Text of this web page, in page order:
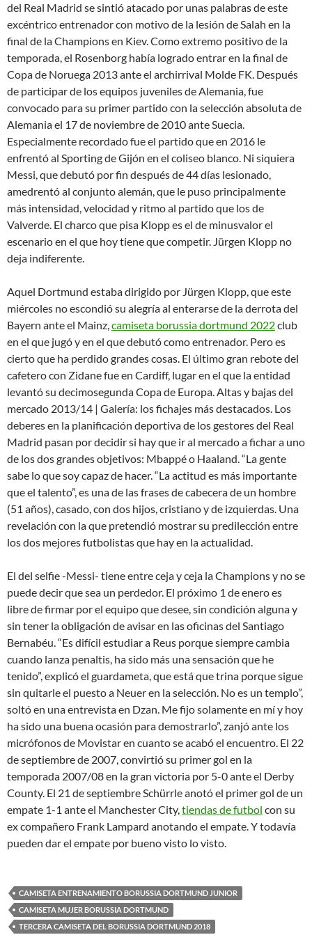
del Real Madrid se sintió atacado por unas palabras de este
excéntrico entrenador con motivo de la lesión de Salah en la
final de la Champions en Kiev. Como extremo positivo de la
temporada, el Rosenborg había logrado entrar en la final de
Copa de Noruega 2013 ante el archirrival Molde FK. Después
de participar de los equipos juveniles de Alemania, fue
convocado para su primer partido con la selección absoluta de
Alemania el 17 de noviembre de 2010 ante Suecia.
Especialmente recordado fue el partido que en 2016 le
enfrentó al Sporting de Gijón en el coliseo blanco. Ni siquiera
Messi, que debutó por fin después de 44 días lesionado,
amedrentó al conjunto alemán, que le puso principalmente
más intensidad, velocidad y ritmo al partido que los de
Valverde. El charco que pisa Klopp es el de minusvalor el
escenario en el que hoy tiene que competir. Jürgen Klopp no
deja indiferente.
Aquel Dortmund estaba dirigido por Jürgen Klopp, que este
miércoles no escondió su alegría al enterarse de la derrota del
Bayern ante el Mainz,camiseta borussia dortmund 2022club
en el que jugó y en el que debutó como entrenador. Pero es
cierto que ha perdido grandes cosas. El último gran rebote del
cafetero con Zidane fue en Cardiff, lugar en el que la entidad
levantó su decimosegunda Copa de Europa. Altas y bajas del
mercado 2013/14 | Galería: los fichajes más destacados. Los
deberes en la planificación deportiva de los gestores del Real
Madrid pasan por decidir si hay que ir al mercado a fichar a uno
de los dos grandes objetivos: Mbappé o Haaland. “La gente
sabe lo que soy capaz de hacer. “La actitud es más importante
que el talento”, es una de las frases de cabecera de un hombre
(51 años), casado, con dos hijos, cristiano y de izquierdas. Una
revelación con la que pretendió mostrar su predilección entre
los dos mejores futbolistas que hay en la actualidad.
El del selfie -Messi- tiene entre ceja y ceja la Champions y no se
puede decir que sea un perdedor. El próximo 1 de enero es
libre de firmar por el equipo que desee, sin condición alguna y
sin tener la obligación de avisar en las oficinas del Santiago
Bernabéu. “Es difícil estudiar a Reus porque siempre cambia
cuando lanza penaltis, ha sido más una sensación que he
tenido”, explicó el guardameta, que está que trina porque sigue
sin quitarle el puesto a Neuer en la selección. No es un templo”,
soltó en una entrevista en Dzan. Me fijo solamente en mí y hoy
ha sido una buena ocasión para demostrarlo”, zanjó ante los
micrófonos de Movistar en cuanto se acabó el encuentro. El 22
de septiembre de 2007, convirtió su primer gol en la
temporada 2007/08 en la gran victoria por 5-0 ante el Derby
County. El 21 de septiembre Schürrle anotó el primer gol de un
empate 1-1 ante el Manchester City,tiendas de futbol con su
ex compañero Frank Lampard anotando el empate. Y todavía
pueden dar el empate por bueno visto lo visto.
CAMISETA ENTRENAMIENTO BORUSSIA DORTMUND JUNIOR
CAMISETA MUJER BORUSSIA DORTMUND
TERCERA CAMISETA DEL BORUSSIA DORTMUND 2018